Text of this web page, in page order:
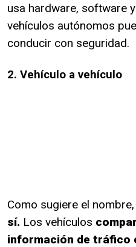
usa hardware, software
vehículos autónomos
conducir con seguridad.
2. Vehículo a vehículo
Como sugiere el
sí. Los vehículos
información de tráfico